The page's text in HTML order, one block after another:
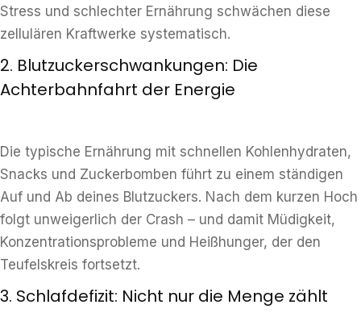
Stress und schlechter Ernährung schwächen diese
zellulären Kraftwerke systematisch.
2. Blutzuckerschwankungen: Die
Achterbahnfahrt der Energie
Die typische Ernährung mit schnellen Kohlenhydraten,
Snacks und Zuckerbomben führt zu einem ständigen
Auf und Ab deines Blutzuckers. Nach dem kurzen Hoch
folgt unweigerlich der Crash – und damit Müdigkeit,
Konzentrationsprobleme und Heißhunger, der den
Teufelskreis fortsetzt.
3. Schlafdefizit: Nicht nur die Menge zählt